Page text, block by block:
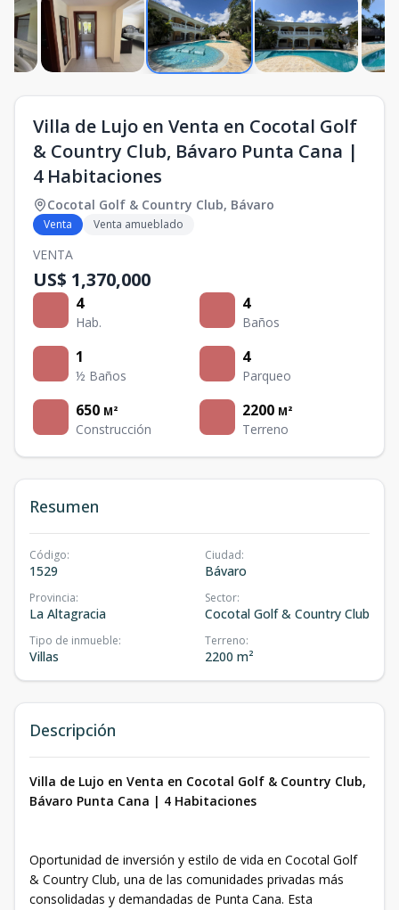
Villa de Lujo en Venta en Cocotal Golf
& Country Club, Bávaro Punta Cana |
4 Habitaciones
Cocotal Golf & Country Club, Bávaro
Venta Venta amueblado
VENTA
US$ 1,370,000
4
Hab.
4
Baños
1
½ Baños
4
Parqueo
650 M²
Construcción
2200 M²
Terreno
Resumen
Código:
1529
Ciudad:
Bávaro
Provincia:
La Altagracia
Sector:
Cocotal Golf & Country Club
Tipo de inmueble:
Villas
Terreno:
2200 m²
Descripción
Villa de Lujo en Venta en Cocotal Golf & Country Club,
Bávaro Punta Cana | 4 Habitaciones
Oportunidad de inversión y estilo de vida en Cocotal Golf
& Country Club, una de las comunidades privadas más
consolidadas y demandadas de Punta Cana. Esta